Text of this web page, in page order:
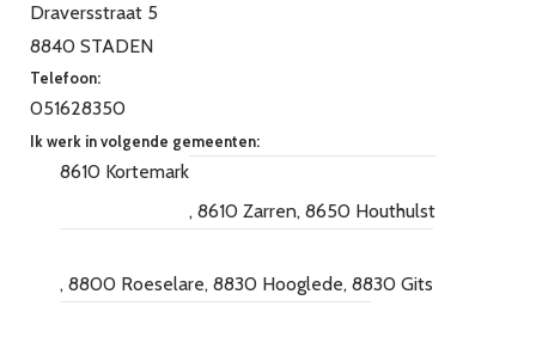
Draversstraat 5
8840 STADEN
Telefoon:
051628350
Ik werk in volgende gemeenten:
8610 Kortemark
8610 Zarren 8650 Houthulst
8800 Roeselare 8830 Hooglede 8830 Gits